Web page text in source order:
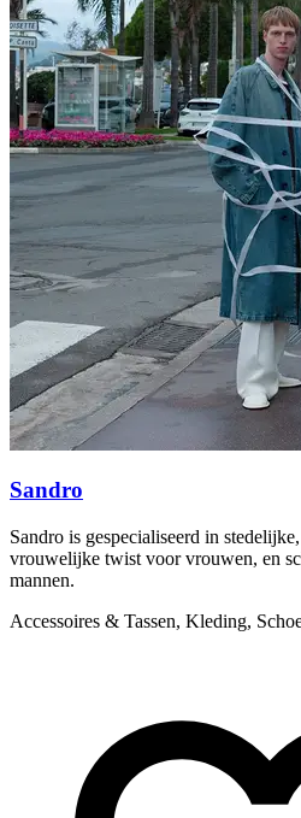
Sandro
Sandro is gespecialiseerd in
vrouwelijke twist voor vrouwen, en
mannen.
Accessoires & Tassen, Kleding,